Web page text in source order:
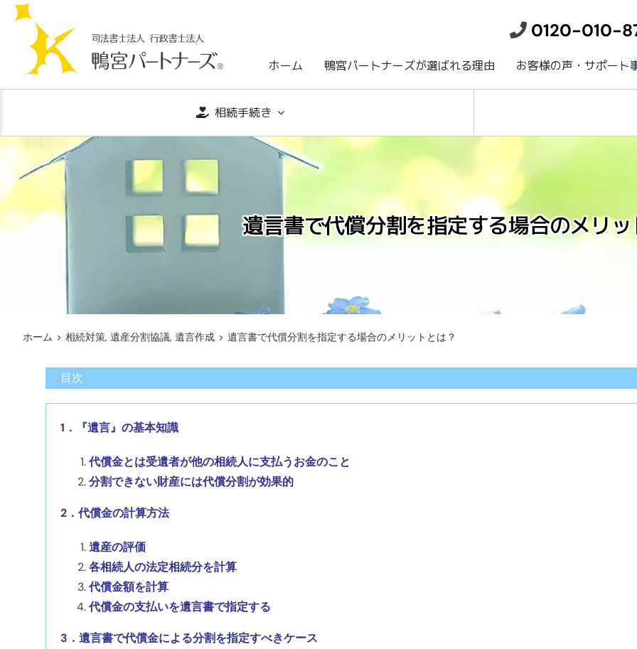
t
o
e
n
0120-010-
ホーム 鴨宮パートナーズが選ばれる理由 お客様の声・サポート
相続手続き
遺言書で代償分割を指定する場合のメリ
ホーム > 相続対策, 遺産分割協議, 遺言作成 > 遺言書で代償分割を指定する場合のメリットとは？
目次
1．『遺言』の基本知識
代償金とは受遺者が他の相続人に支払うお金のこと
分割できない財産には代償分割が効果的
2．代償金の計算方法
遺産の評価
各相続人の法定相続分を計算
代償金額を計算
代償金の支払いを遺言書で指定する
3．遺言書で代償金による分割を指定すべきケース